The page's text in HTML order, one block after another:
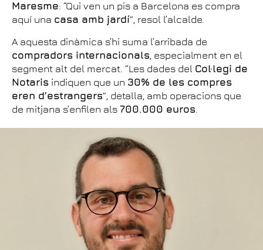
Maresme: “Qui ven un pis a Barcelona es compra
aquí una casa amb jardí”, resol l’alcalde.
A aquesta dinàmica s’hi suma l’arribada de
compradors internacionals , especialment en el
segment alt del mercat. “Les dades del Col·legi de
Notaris indiquen que un 30% de les compres
eren d’estrangers”, detalla, amb operacions que
de mitjana s’enfilen als 700.000 euros